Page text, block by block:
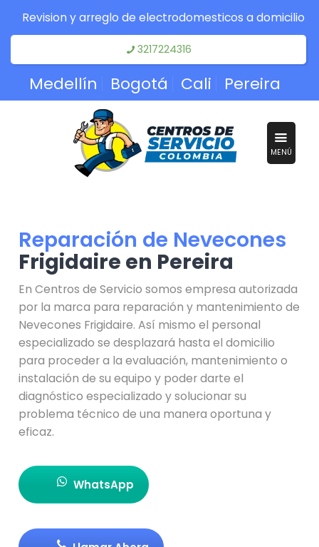
Revision y arreglo de electrodomesticos a domicilio
3217224316
Medellín Bogotá Cali Pereira
MENÚ
Reparación de Nevecones
Frigidaire en Pereira
En Centros de Servicio somos empresa autorizada
por la marca para reparación y mantenimiento de
Nevecones Frigidaire. Así mismo el personal
especializado se desplazará hasta el domicilio
para proceder a la evaluación, mantenimiento o
instalación de su equipo y poder darte el
diagnóstico especializado y solucionar su
problema técnico de una manera oportuna y
eficaz.
WhatsApp